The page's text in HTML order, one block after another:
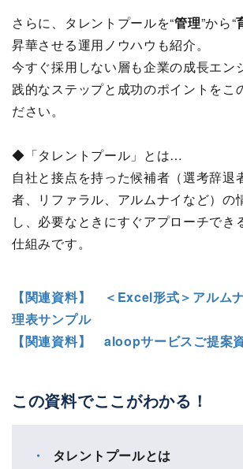
さらに、タレントプールを“管理”から“
昇華させる運用ノウハウも紹介。
今すぐ採用しない層も企業の成長エン
践的なステップと成功のポイントをこ
ださい。
◆「タレントプール」とは…
自社と接点を持った候補者（選考辞退
者、リファラル、アルムナイなど）の
し、必要なときにすぐアプローチでき
仕組みです。
【関連資料】 ＜Excel形式＞アルム
理表サンプル
【関連資料】 aloopサービスご提案
この資料でここがわかる！
タレントプールとは